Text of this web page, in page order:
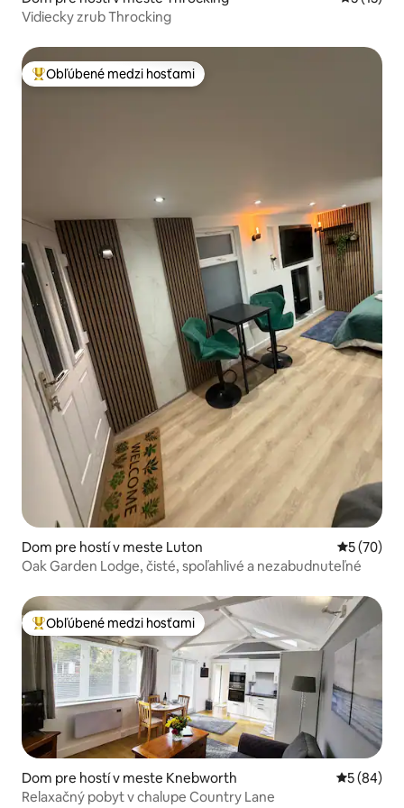
Vidiecky zrub Throcking
Najobľúbenejšie medzi hosťami
Obľúbené medzi hosťami
Dom pre hostí v meste Luton
5 (70)
Oak Garden Lodge, čisté, spoľahlivé a nezabudnuteľné
Najobľúbenejšie medzi hosťami
Obľúbené medzi hosťami
Dom pre hostí v meste Knebworth
5 (84)
Relaxačný pobyt v chalupe Country Lane